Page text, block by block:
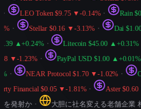
LEO Token $9.75 ▼-0.14%・ Rain
Stellar $0.16 ▼-3.13%・ Dai $1.00
▲+0.24%・ Litecoin $45.00 ▲+0.31%・
1.23%・ PayPal USD $1.00 ▲+0.01%・
NEAR Protocol $1.70 ▼-1.02%・
Financial $0.05 ▼-1.81%・ Aster $0.60 ▼-
射か・ 大胆に社名変える老舗企業 相